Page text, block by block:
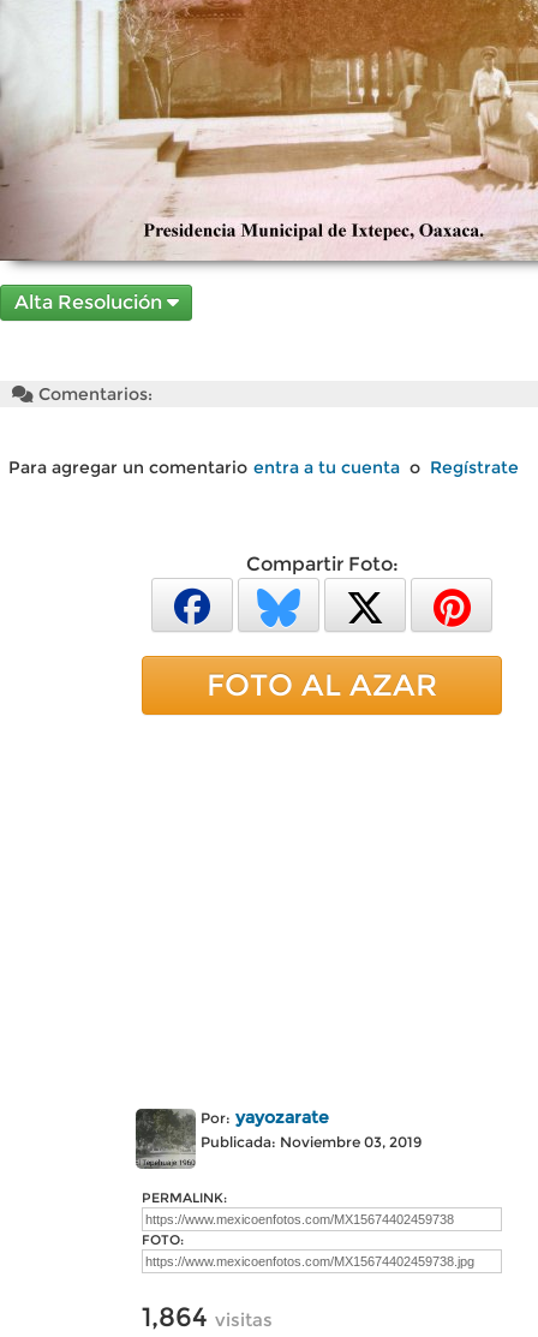
Alta Resolución
Comentarios:
Para agregar un comentario entra a tu cuenta o Regístrate
Compartir Foto:
FOTO AL AZAR
Por: yayozarate
Publicada: Noviembre 03, 2019
PERMALINK:
FOTO:
1,864 visitas